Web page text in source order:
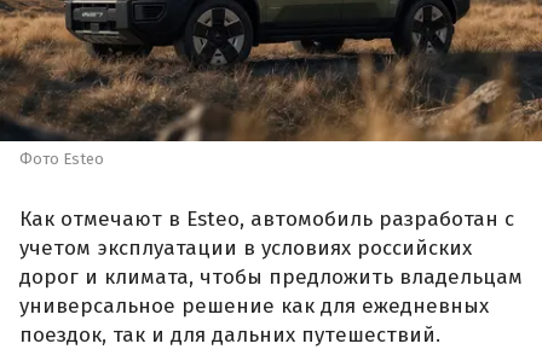
Фото Esteo
Как отмечают в Esteo, автомобиль разработан с
учетом эксплуатации в условиях российских
дорог и климата, чтобы предложить владельцам
универсальное решение как для ежедневных
поездок, так и для дальних путешествий.